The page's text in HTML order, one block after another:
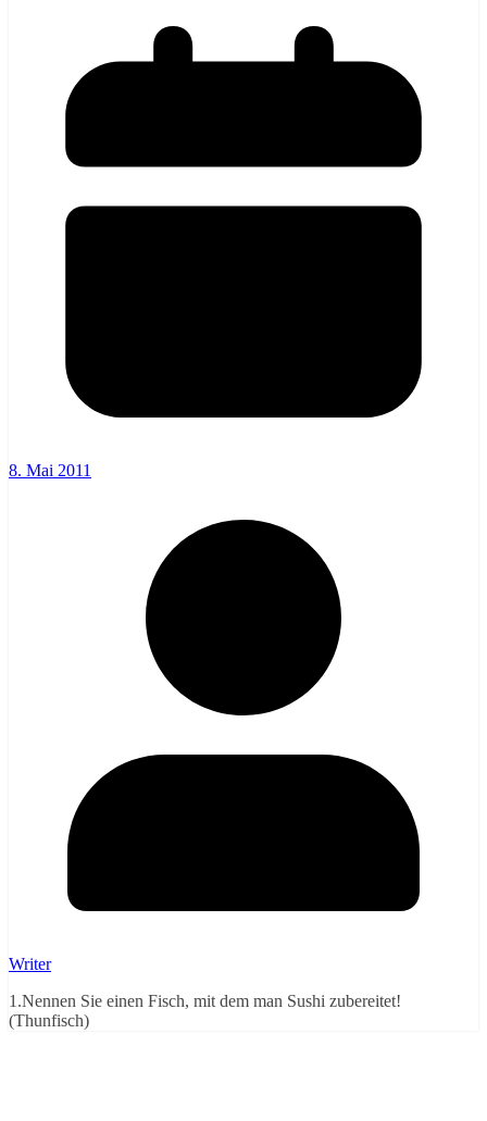
8. Mai 2011
Writer
1.Nennen Sie einen Fisch, mit dem man Sushi zubereitet!
(Thunfisch)